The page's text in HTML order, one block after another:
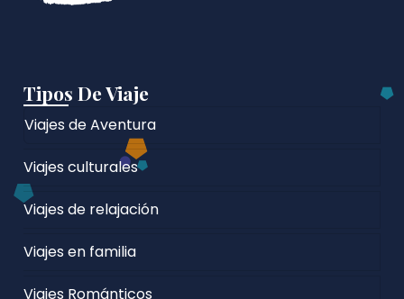
Tipos De Viaje
Viajes de Aventura
Viajes culturales
Viajes de relajación
Viajes en familia
Viajes Románticos